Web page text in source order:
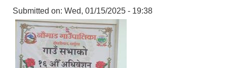
Submitted on: Wed, 01/15/2025 - 19:38